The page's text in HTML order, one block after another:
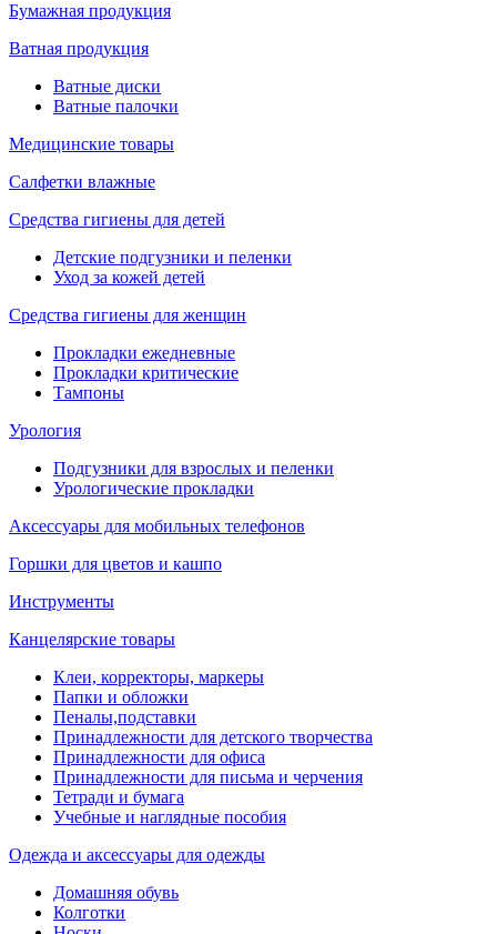
Бумажная продукция
Ватная продукция
Ватные диски
Ватные палочки
Медицинские товары
Салфетки влажные
Средства гигиены для детей
Детские подгузники и пеленки
Уход за кожей детей
Средства гигиены для женщин
Прокладки ежедневные
Прокладки критические
Тампоны
Урология
Подгузники для взрослых и пеленки
Урологические прокладки
Аксессуары для мобильных телефонов
Горшки для цветов и кашпо
Инструменты
Канцелярские товары
Клеи, корректоры, маркеры
Папки и обложки
Пеналы,подставки
Принадлежности для детского творчества
Принадлежности для офиса
Принадлежности для письма и черчения
Тетради и бумага
Учебные и наглядные пособия
Одежда и аксессуары для одежды
Домашняя обувь
Колготки